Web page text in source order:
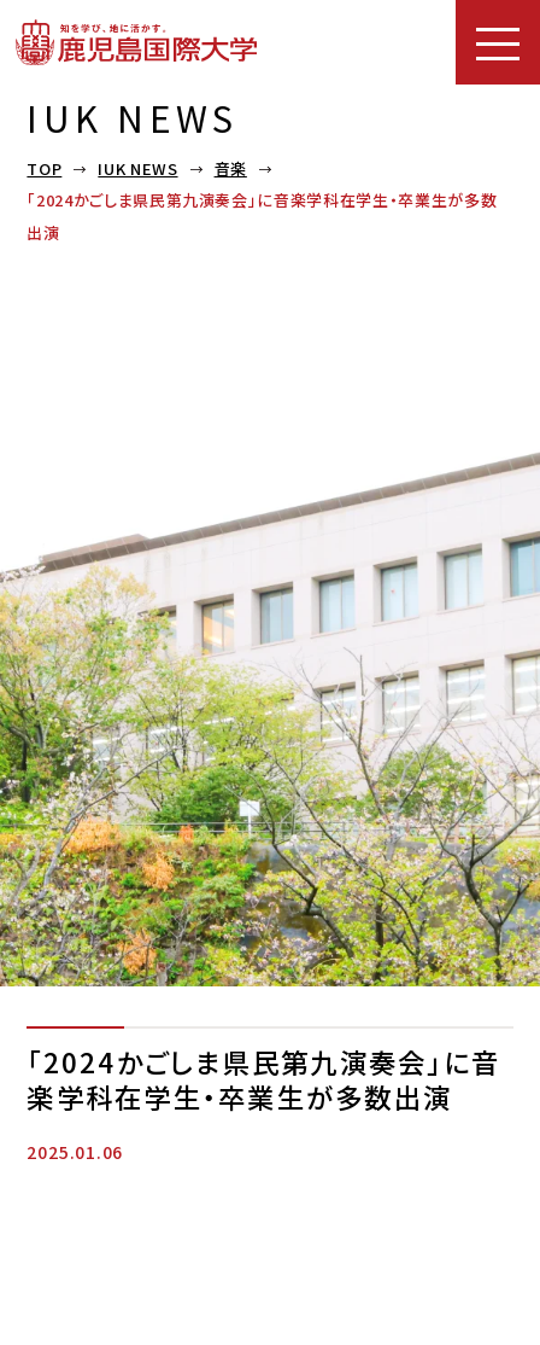
IUK NEWS
TOP IUK NEWS
音楽
「2024かごしま県民第九演奏会」に音楽学科在学生・卒業生が多数
出演
「2024かごしま県民第九演奏会」に音
楽学科在学生・卒業生が多数出演
2025.01.06